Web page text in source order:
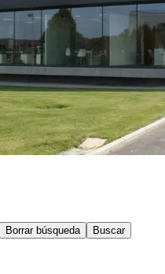
Borrar búsqueda Buscar